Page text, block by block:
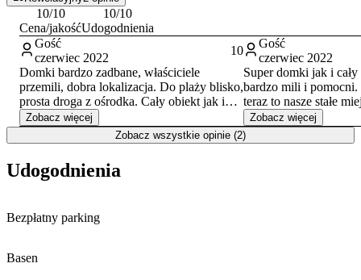
10/10
Cena/jakość
10/10
Udogodnienia
Gość
czerwiec 2022
10
Domki bardzo zadbane, właściciele
przemili, dobra lokalizacja. Do plaży blisko,
prosta droga z ośrodka. Cały obiekt jak i
okolica ma swój urok. W szczególności
polecam rodzinom, jest plac zabaw w
ośrodku, fajne atrakcje w okolicy, a do
15min wychodzi. BARDZO POLECAM!
Zobacz więcej
Gość
czerwiec 2022
Super domki jak i
bardzo mili i
teraz to nasze stałe
Pozdrawiamy
Zobacz więcej
Zobacz wszystkie opinie (2)
Udogodnienia
Bezpłatny parking
Basen